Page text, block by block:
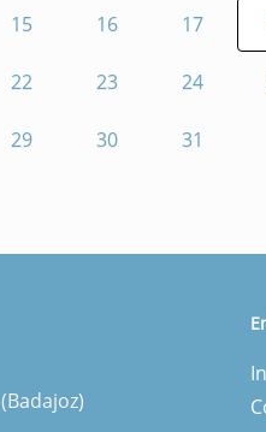
15 16 17
22 23 24
29 30 31